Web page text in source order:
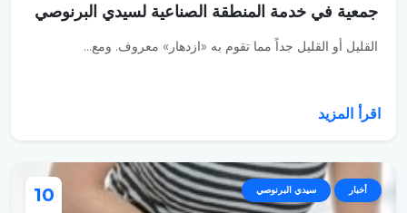
جمعية في خدمة المنطقة الصناعية لسيدي البرنوصي
القليل أو القليل جداً مما تقوم به «ازدهار» معروف. ومع...
اقرأ المزيد
10 أخبار سيدي البرنوصي